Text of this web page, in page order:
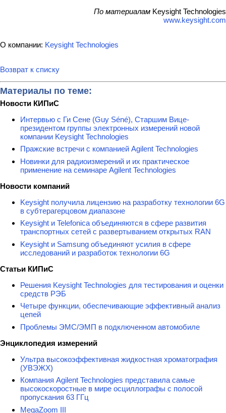
По материалам Keysight Technologies
www.keysight.com
О компании: Keysight Technologies
Возврат к списку
Материалы по теме:
Новости КИПиС
Интервью с Ги Сене (Guy Séné), Старшим Вице-
президентом группы электронных измерений новой
компании Keysight Technologies
Пражские встречи с компанией Agilent Technologies
Новинки для радиоизмерений и их практическое
применение на семинаре Agilent Technologies
Новости компаний
Keysight получила лицензию на разработку технологии 6G
в субтерагерцовом диапазоне
Keysight и Telefonica объединяются в сфере развития
транспортных сетей с развертыванием открытых RAN
Keysight и Samsung объединяют усилия в сфере
исследований и разработок технологии 6G
Статьи КИПиС
Решения Keysight Technologies для тестирования и оценки
средств РЭБ
Четыре функции, обеспечивающие эффективный анализ
цепей
Проблемы ЭМС/ЭМП в подключенном автомобиле
Энциклопедия измерений
Ультра высокоэффективная жидкостная хроматография
(УВЭЖХ)
Компания Agilent Technologies представила самые
высокоскоростные в мире осциллографы с полосой
пропускания 63 ГГц
MegaZoom III